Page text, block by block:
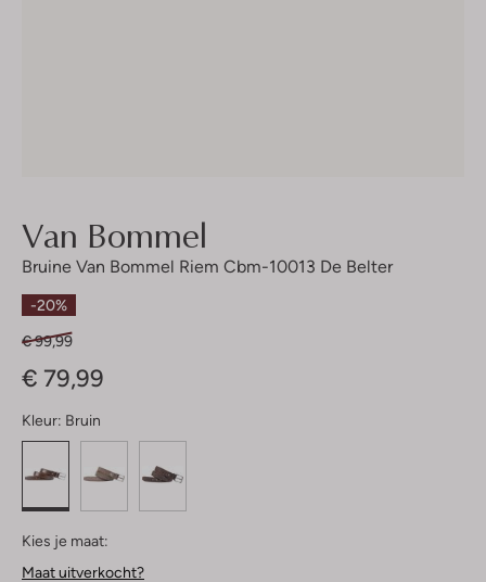
Van Bommel
Bruine Van Bommel Riem Cbm-10013 De Belter
-20%
€ 99,99
€ 79,99
Kleur: Bruin
Kies je maat:
Maat uitverkocht?